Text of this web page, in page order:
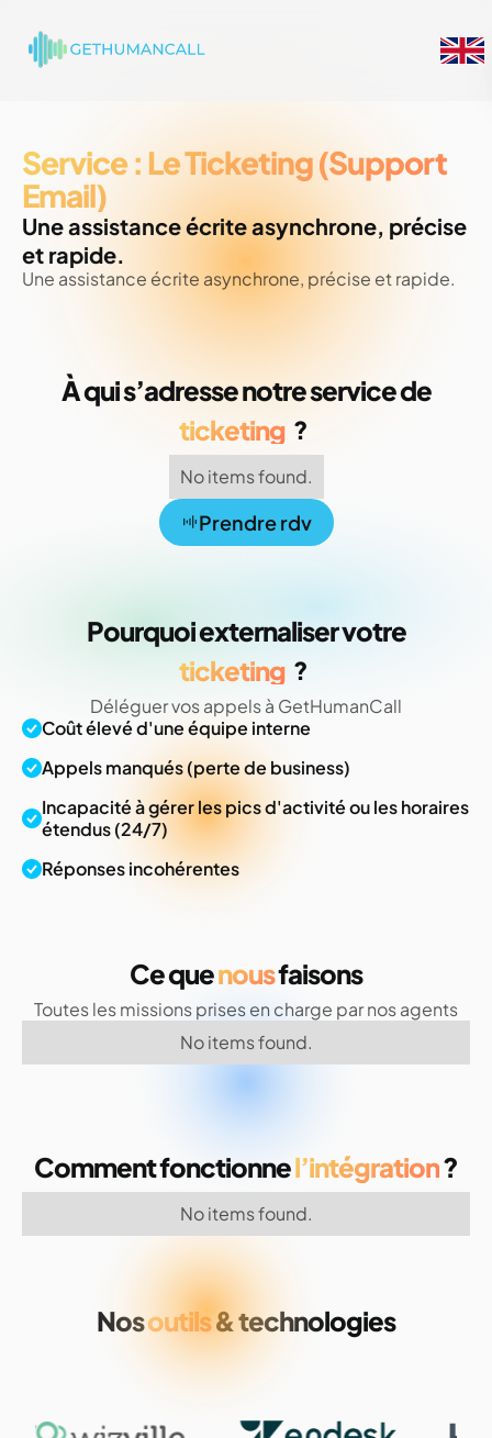
Service : Le Ticketing (Support
Email)
Une assistance écrite asynchrone, précise
et rapide.
Une assistance écrite asynchrone, précise et rapide.
À qui s’adresse notre service de
ticketing ?
No items found.
Prendre rdv
Pourquoi externaliser votre
ticketing ?
Déléguer vos appels à GetHumanCall
Coût élevé d'une équipe interne
Appels manqués (perte de business)
Incapacité à gérer les pics d'activité ou les horaires
étendus (24/7)
Réponses incohérentes
Ce quenousfaisons
Toutes les missions prises en charge par nos agents
No items found.
Comment fonctionnel’intégration?
No items found.
Nosoutils& technologies